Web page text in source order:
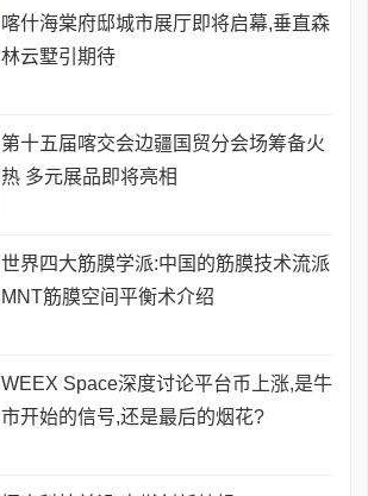
喀什海棠府邸城市展厅即将启幕,垂直森
林云墅引期待
第十五届喀交会边疆国贸分会场筹备火
热 多元展品即将亮相
世界四大筋膜学派:中国的筋膜技术流派
MNT筋膜空间平衡术介绍
WEEX Space深度讨论平台币上涨,是牛
市开始的信号,还是最后的烟花?